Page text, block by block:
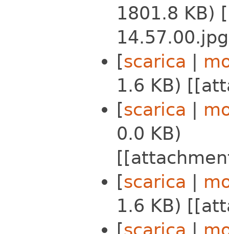
1801.8 KB)
[scarica |
1.6 KB)
[scarica |
0.0 KB)
[scarica |
1.6 KB)
[scarica |